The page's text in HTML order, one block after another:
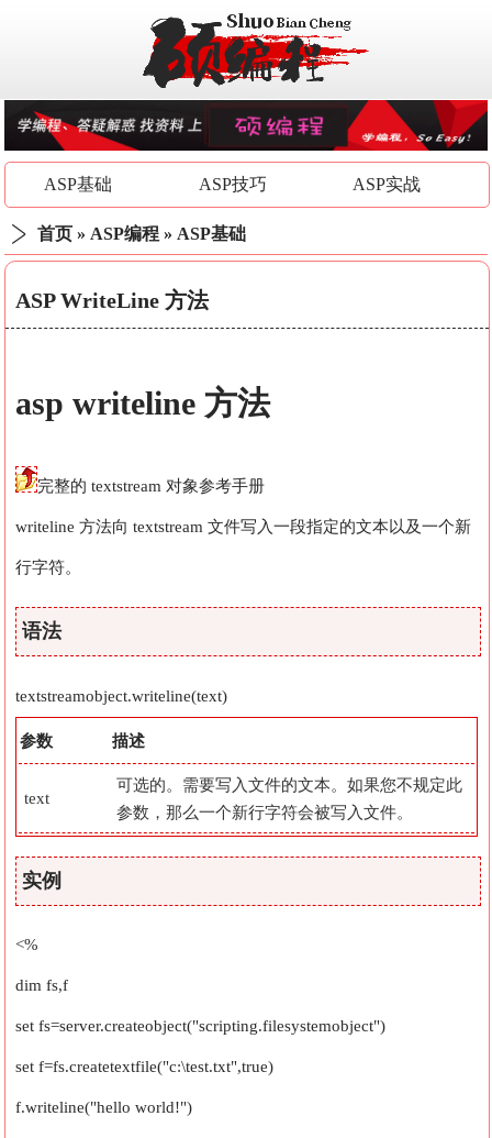
ASP基础 ASP技巧 ASP实战
首页 » ASP编程 » ASP基础
ASP WriteLine 方法
aspwriteline 方法
完整的 textstream 对象参考手册
writeline 方法向 textstream 文件写入一段指定的文本以及一个新
行字符。
语法
textstreamobject.writeline(text)
参数 描述
text
可选的。需要写入文件的文本。如果您不规定此
参数，那么一个新行字符会被写入文件。
实例
<%
dim fs,f
set fs=server.createobject("scripting.filesystemobject")
set f=fs.createtextfile("c:\test.txt",true)
f.writeline("hello world!")